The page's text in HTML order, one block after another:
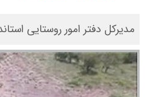
مدیرکل دفتر امور روستایی